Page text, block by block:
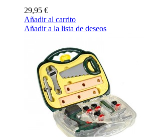
29,95 €
Añadir al carrito
Añadir a la lista de deseos